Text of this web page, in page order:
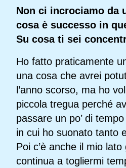
Non ci incrociamo da
cosa è successo in
Su cosa ti sei
Ho fatto praticamente
una cosa che avrei
l’anno scorso, ma ho
piccola tregua perché
passare un po’ di
in cui ho suonato tanto
Poi c’è anche il mio
continua a togliermi